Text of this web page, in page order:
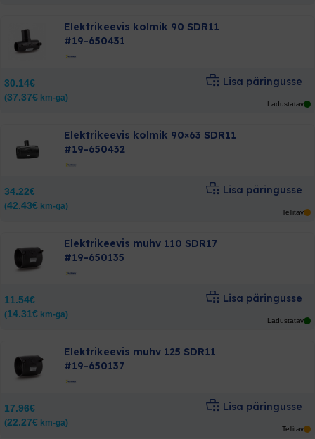
Elektrikeevis kolmik 90 SDR11
#19-650431
30.14€
(37.37€ km-ga)
Lisa päringusse
Ladustatav
Elektrikeevis kolmik 90×63 SDR11
#19-650432
34.22€
(42.43€ km-ga)
Lisa päringusse
Tellitav
Elektrikeevis muhv 110 SDR17
#19-650135
11.54€
(14.31€ km-ga)
Lisa päringusse
Ladustatav
Elektrikeevis muhv 125 SDR11
#19-650137
17.96€
(22.27€ km-ga)
Lisa päringusse
Tellitav